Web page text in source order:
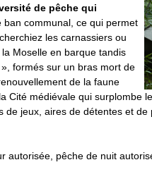
de pêche qui
communal, ce qui permet
les carnassiers ou
Moselle en barque tandis
formés sur un bras mort de
de la faune
Cité médiévale qui surplombe
jeux, aires de détentes et
autorisée, pêche de nuit